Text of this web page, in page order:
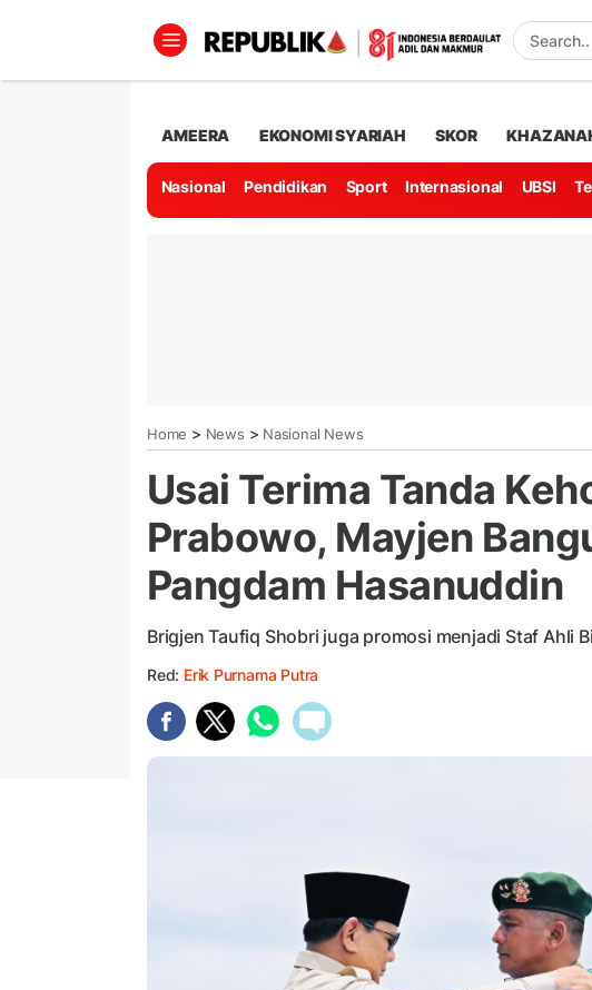
AMEERA EKONOMI SYARIAH SKOR
Nasional Pendidikan Sport Internasional UBSI
Home > News > Nasional News
Usai Terima Tanda
Prabowo, Mayjen
Pangdam Hasanuddin
Brigjen Taufiq Shobri juga promosi menjadi Staf Ahli
Red: Erik Purnama Putra